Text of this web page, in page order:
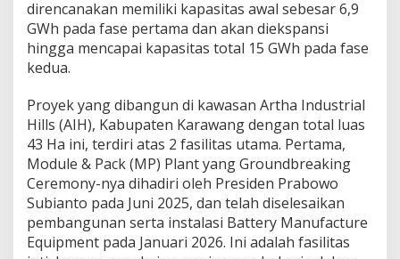
I
n
d
o
s
i
a
direncanakan memiliki kapasitas awal sebesar 6,9
GWh pada fase pertama dan akan diekspansi
hingga mencapai kapasitas total 15 GWh pada fase
kedua.
Proyek yang dibangun di kawasan Artha Industrial
Hills (AIH), Kabupaten Karawang dengan total luas
43 Ha ini, terdiri atas 2 fasilitas utama. Pertama,
Module & Pack (MP) Plant yang Groundbreaking
Ceremony-nya dihadiri oleh Presiden Prabowo
Subianto pada Juni 2025, dan telah diselesaikan
pembangunan serta instalasi Battery Manufacture
Equipment pada Januari 2026. Ini adalah fasilitas